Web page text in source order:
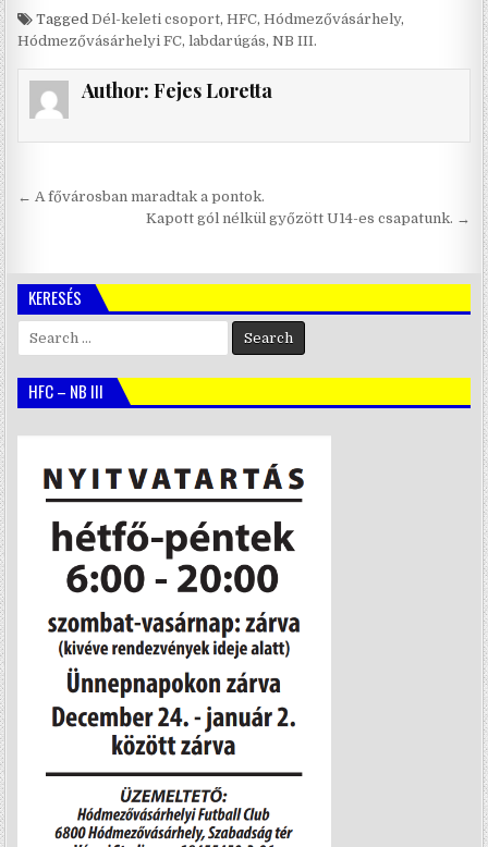
TaggedDél-keleti csoport,HFC,Hódmezővásárhely,
Hódmezővásárhelyi FC,labdarúgás,NB III.
Author: Fejes Loretta
Bejegyzés
navigáció
← A fővárosban maradtak a pontok.
Kapott gól nélkül győzött U14-es csapatunk. →
KERESÉS
HFC – NB III